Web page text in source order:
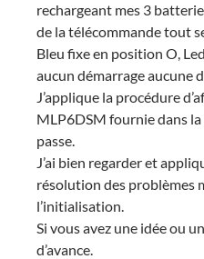
rechargeant mes 3
de la télécommande tout
Bleu fixe en position O,
aucun démarrage aucune
J’applique la procédure
MLP6DSM fournie dans
passe.
J’ai bien regarder et
résolution des problèmes
l’initialisation.
Si vous avez une idée ou
d’avance.